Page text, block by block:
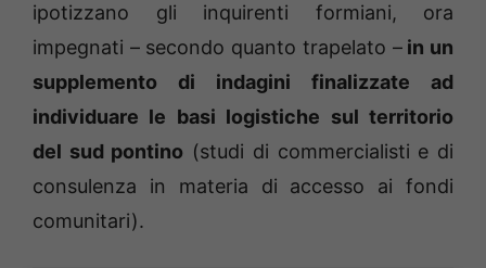
ipotizzano gli inquirenti formiani, ora
impegnati – secondo quanto trapelato –in un
supplemento di indagini finalizzate ad
individuare le basi logistiche sul territorio
del sud pontino (studi di commercialisti e di
consulenza in materia di accesso ai fondi
comunitari).